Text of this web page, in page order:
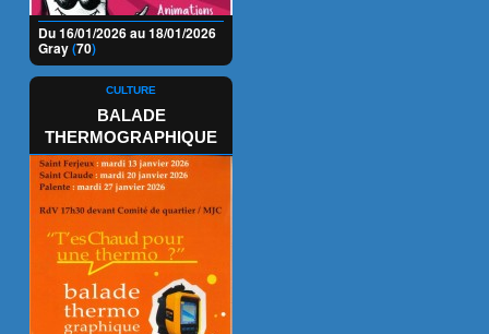
Du 16/01/2026 au 18/01/2026
Gray(70)
CULTURE
BALADE
THERMOGRAPHIQUE